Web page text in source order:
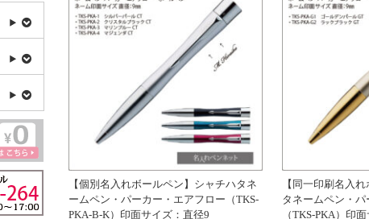
【個別名入れボールペン】シャチハタネ
ームペン・パーカー・エアフロー（TKS-
PKA-B-K）印面サイズ：直径9
【同一印刷名入
タネームペン・
（TKS-PKA）印